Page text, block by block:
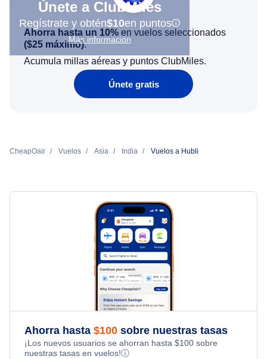
Únete a ClubMiles
Regístrate y obtén$10en puntos
Más información
Ahorra hasta un 10% en vuelos seleccionados
($25 máximo).
Acumula millas aéreas y puntos ClubMiles.
Únete gratis
CheapOair Vuelos Asia India Vuelos a Hubli
Ahorra hasta $100 sobre nuestras tasas
¡Los nuevos usuarios se ahorran hasta $100 sobre
nuestras tasas en vuelos!ⓘ